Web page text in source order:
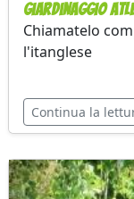
Giardinaggio
Chiamatelo
l'itanglese
Continua la